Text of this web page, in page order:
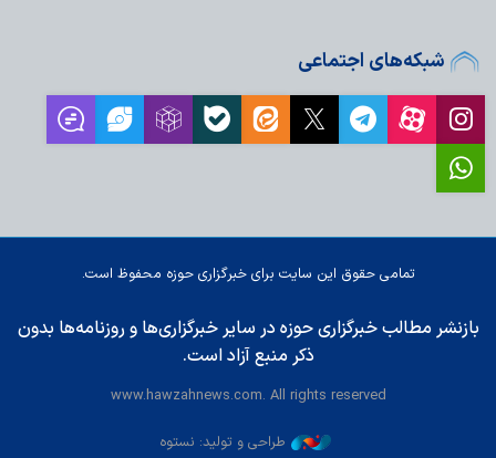
شبکه‌های اجتماعی
تمامی حقوق این سایت برای خبرگزاری حوزه محفوظ است.
بازنشر مطالب خبرگزاری حوزه در سایر خبرگزاری‌ها و روزنامه‌ها بدون
ذکر منبع آزاد است.
www.hawzahnews.com. All rights reserved
طراحی و تولید: نستوه